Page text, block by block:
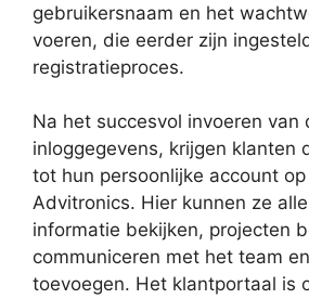
gebruikersnaam en het
voeren, die eerder zijn
registratieproces.
Na het succesvol invoeren van
inloggegevens, krijgen klanten
tot hun persoonlijke account
Advitronics. Hier kunnen ze
informatie bekijken, projecten
communiceren met het team
toevoegen. Het klantportaal is